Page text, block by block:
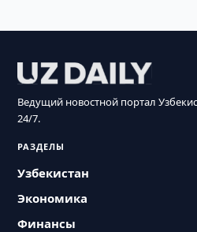
Ведущий новостной портал
24/7.
РАЗДЕЛЫ
Узбекистан
Экономика
Финансы